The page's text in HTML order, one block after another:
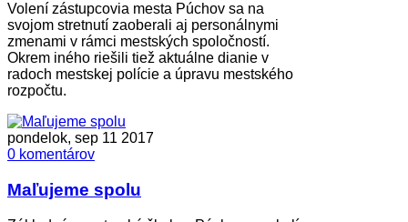
Volení zástupcovia mesta Púchov sa na
svojom stretnutí zaoberali aj personálnymi
zmenami v rámci mestských spoločností.
Okrem iného riešili tiež aktuálne dianie v
radoch mestskej polície a úpravu mestského
rozpočtu.
pondelok, sep 11 2017
0 komentárov
Maľujeme spolu